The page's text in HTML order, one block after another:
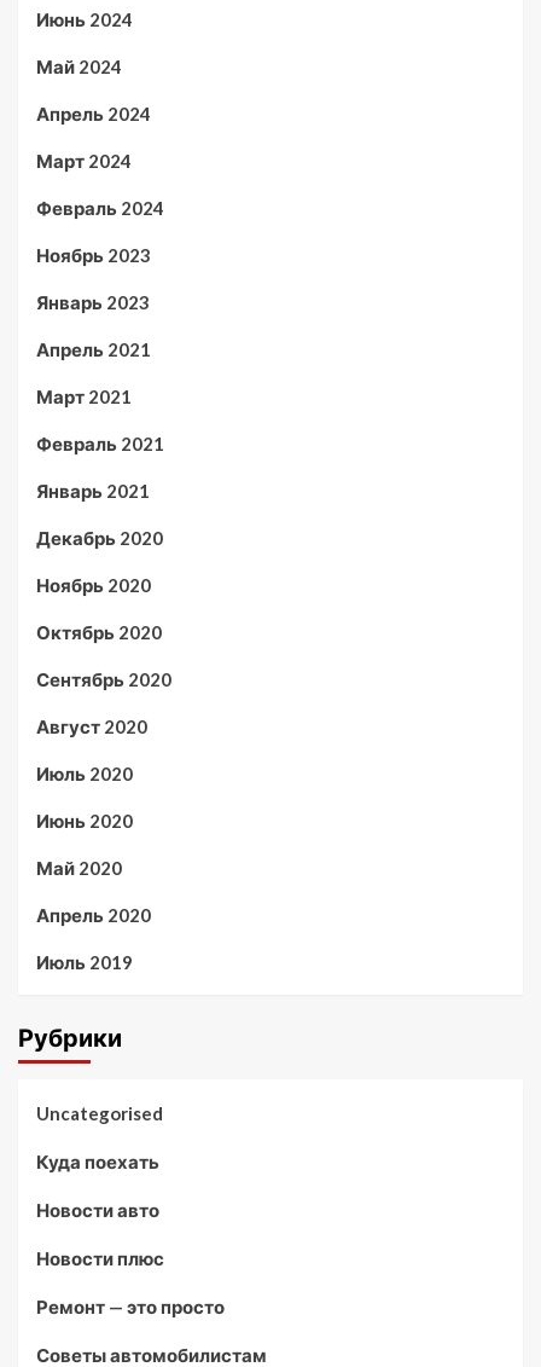
Июнь 2024
Май 2024
Апрель 2024
Март 2024
Февраль 2024
Ноябрь 2023
Январь 2023
Апрель 2021
Март 2021
Февраль 2021
Январь 2021
Декабрь 2020
Ноябрь 2020
Октябрь 2020
Сентябрь 2020
Август 2020
Июль 2020
Июнь 2020
Май 2020
Апрель 2020
Июль 2019
Рубрики
Uncategorised
Куда поехать
Новости авто
Новости плюс
Ремонт — это просто
Советы автомобилистам